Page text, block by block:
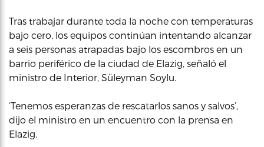
Tras trabajar durante toda la noche con temperaturas
bajo cero, los equipos continúan intentando alcanzar
a seis personas atrapadas bajo los escombros en un
barrio periférico de la ciudad de Elazig, señaló el
ministro de Interior, Süleyman Soylu.
‘Tenemos esperanzas de rescatarlos sanos y salvos’,
dijo el ministro en un encuentro con la prensa en
Elazig.